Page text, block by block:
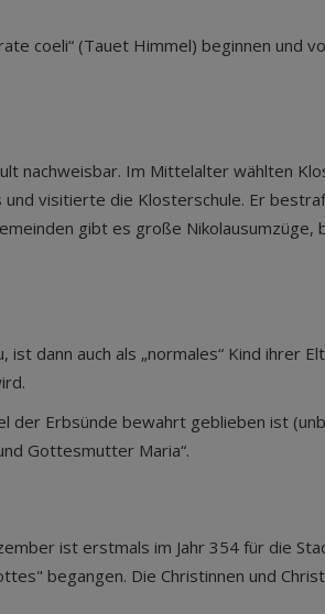
coeli“ (Tauet Himmel) beginnen und
nachweisbar. Im Mittelalter wählten
visitierte die Klosterschule. Er
gibt es große Nikolausumzüge,
dann auch als „normales“ Kind ihrer
der Erbsünde bewahrt geblieben ist
Gottesmutter Maria“.
ist erstmals im Jahr 354 für die
begangen. Die Christinnen und